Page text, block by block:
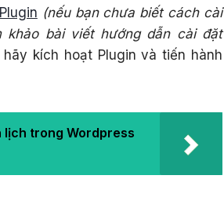
(nếu bạn chưa biết cách cài
khảo bài viết hướng dẫn cài đặt
kích hoạt Plugin và tiến hành
lịch trong Wordpress